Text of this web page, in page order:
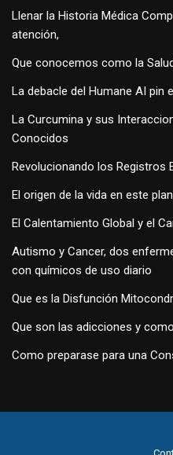
Llenar la Historia Médica
atención,
Que conocemos como la
La debacle del Humane AI pin
La Curcumina y sus
Conocidos
Revolucionando los Registros
El origen de la vida en este
El Calentamiento Global y el
Autismo y Cancer, dos
con químicos de uso diario
Que es la Disfunción
Que son las adicciones y
Como preparase para una